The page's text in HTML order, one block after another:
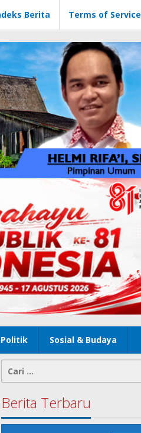
Berita Terms of Service
Politik Sosial & Budaya
untuk:
Berita Terbaru